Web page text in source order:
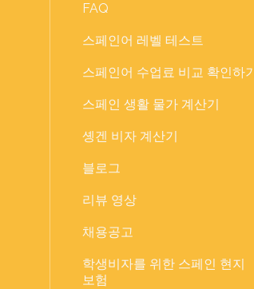
FAQ
스페인어 레벨 테스트
스페인어 수업료 비교 확인하기
스페인 생활 물가 계산기
솅겐 비자 계산기
블로그
리뷰 영상
채용공고
학생비자를 위한 스페인 현지
보험